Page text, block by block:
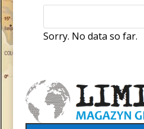
Sorry. No data so far.